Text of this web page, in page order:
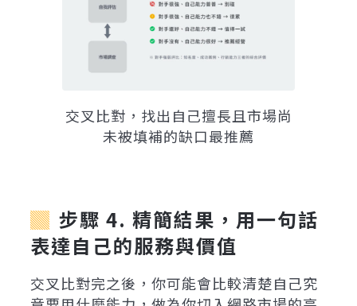
交叉比對，找出自己擅長且市場尚
未被填補的缺口最推薦
步驟 4. 精簡結果，用一句話
表達自己的服務與價值
交叉比對完之後，你可能會比較清楚自己究